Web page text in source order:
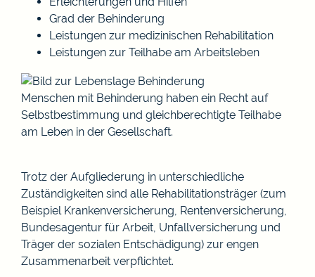
Grad der Behinderung
Leistungen zur medizinischen Rehabilitation
Leistungen zur Teilhabe am Arbeitsleben
Menschen mit Behinderung haben ein Recht auf
Selbstbestimmung und gleichberechtigte Teilhabe
am Leben in der Gesellschaft.
Trotz der Aufgliederung in unterschiedliche
Zuständigkeiten sind alle Rehabilitationsträger (zum
Beispiel Krankenversicherung, Rentenversicherung,
Bundesagentur für Arbeit, Unfallversicherung und
Träger der sozialen Entschädigung) zur engen
Zusammenarbeit verpflichtet.